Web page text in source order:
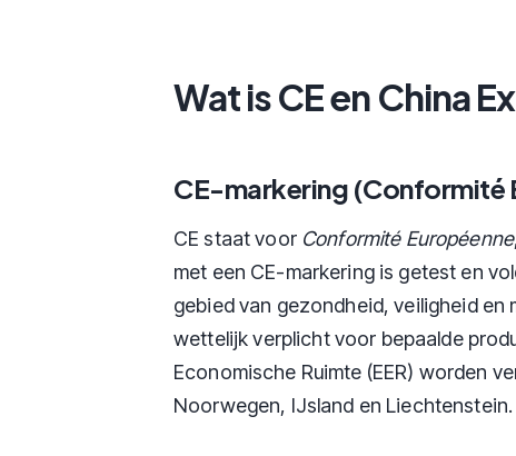
Wat is CE en China
CE-markering (Conformité
CE staat voor Conformité Européenne
met een CE-markering is getest en
gebied van gezondheid, veiligheid en
wettelijk verplicht voor bepaalde
Economische Ruimte (EER) worden
Noorwegen, IJsland en Liechtenstein.